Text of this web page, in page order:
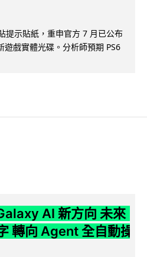
提示貼紙，重申官方 7 月已公布
戲實體光碟。分析師預期 PS6
AI 新方向 未來
轉向 Agent 全自動操